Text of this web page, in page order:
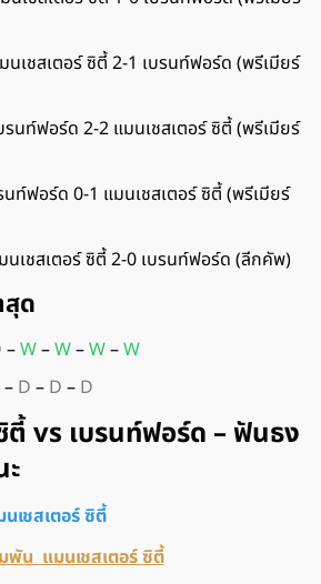
เชสเตอร์ ซิตี้ 2-1 เบรนท์ฟอร์ด (พรีเมียร์
นท์ฟอร์ด 2-2 แมนเชสเตอร์ ซิตี้ (พรีเมียร์
ท์ฟอร์ด 0-1 แมนเชสเตอร์ ซิตี้ (พรีเมียร์
นเชสเตอร์ ซิตี้ 2-0 เบรนท์ฟอร์ด (ลีกคัพ)
ด
–W–W–W–W
– D – D – D
ตี้ vs เบรนท์ฟอร์ด – ฟันธง
นเชสเตอร์ ซิตี้
พัน แมนเชสเตอร์ ซิตี้